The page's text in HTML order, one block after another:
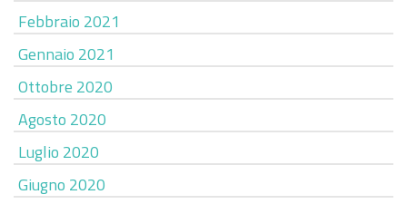
Febbraio 2021
Gennaio 2021
Ottobre 2020
Agosto 2020
Luglio 2020
Giugno 2020